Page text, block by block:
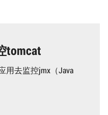
tomcat
用去监控jmx（Java